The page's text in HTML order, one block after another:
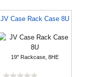
JV Case Rack Case 8U
19" Rackcase, 8HE